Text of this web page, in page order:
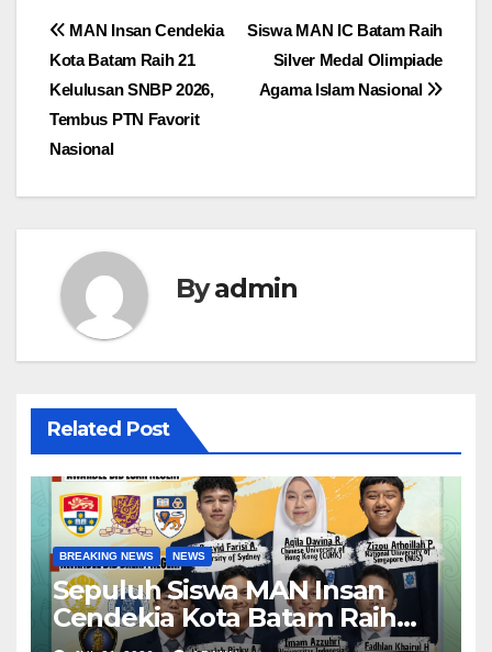
Post
navigation
Siswa MAN IC Batam Raih
Silver Medal Olimpiade
Agama Islam Nasional
MAN Insan Cendekia
Kota Batam Raih 21
Kelulusan SNBP 2026,
Tembus PTN Favorit
Nasional
Byadmin
Related Post
BREAKING NEWS NEWS
Sepuluh Siswa MAN Insan
Cendekia Kota Batam Raih
Beasiswa Indonesia Bangkit